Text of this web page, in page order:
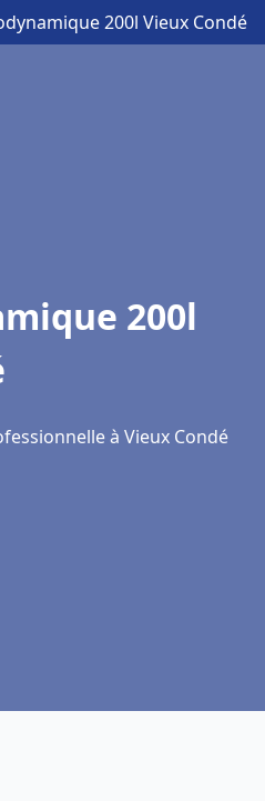
200l Vieux Condé
200l
à Vieux Condé